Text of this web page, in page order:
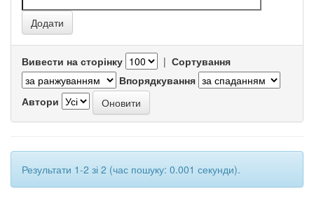
Вивести на сторінку | Сортування
Впорядкування
Автори
Результати 1-2 зі 2 (час пошуку: 0.001 секунди).